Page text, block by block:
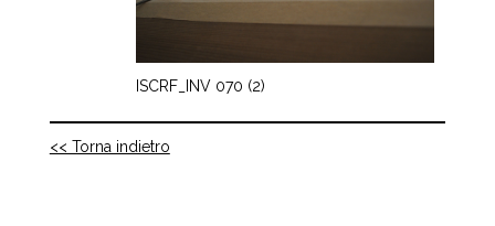
ISCRF_INV 070 (2)
<< Torna indietro